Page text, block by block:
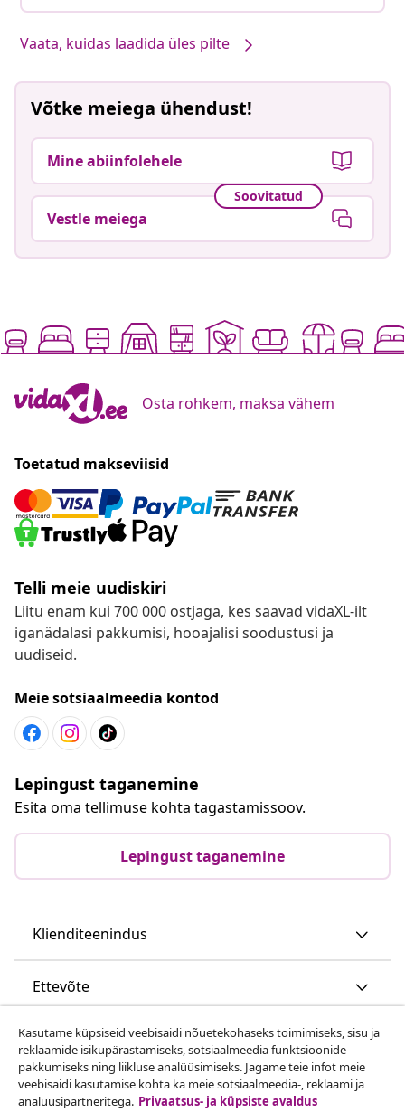
Vaata, kuidas laadida üles pilte
Võtke meiega ühendust!
Mine abiinfolehele
Soovitatud
Vestle meiega
Osta rohkem, maksa vähem
Toetatud makseviisid
Telli meie uudiskiri
Liitu enam kui 700 000 ostjaga, kes saavad vidaXL-ilt
iganädalasi pakkumisi, hooajalisi soodustusi ja
uudiseid.
Meie sotsiaalmeedia kontod
Lepingust taganemine
Esita oma tellimuse kohta tagastamissoov.
Lepingust taganemine
Klienditeenindus
Ettevõte
vidaXL
Vaata rohkem
Kasutame küpsiseid veebisaidi nõuetekohaseks toimimiseks, sisu ja
reklaamide isikupärastamiseks, sotsiaalmeedia funktsioonide
pakkumiseks ning liikluse analüüsimiseks. Jagame teie infot meie
veebisaidi kasutamise kohta ka meie sotsiaalmeedia-, reklaami ja
analüüsipartneritega. Privaatsus- ja küpsiste avaldus